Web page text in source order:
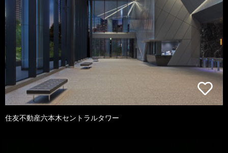
住友不動産六本木セントラルタワー